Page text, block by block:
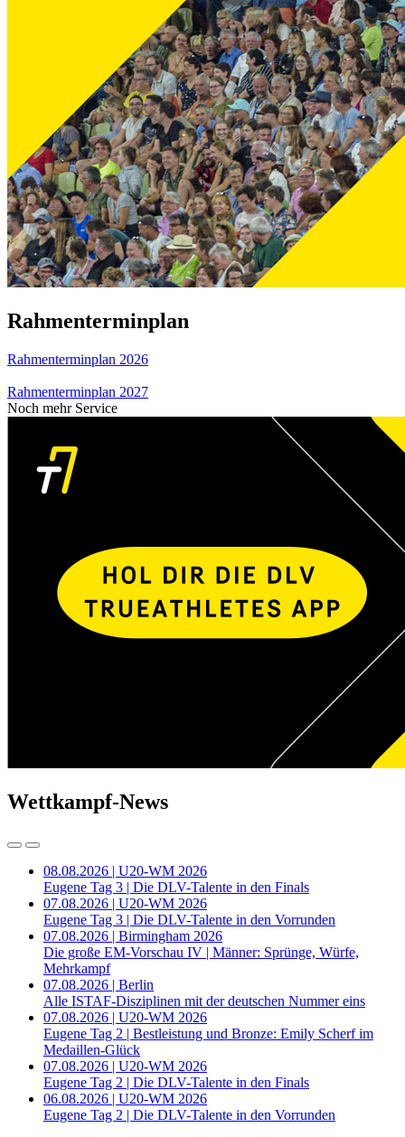
Rahmenterminplan
Rahmenterminplan 2026
Rahmenterminplan 2027
Noch mehr Service
Wettkampf-News
08.08.2026 | U20-WM 2026
Eugene Tag 3 | Die DLV-Talente in den Finals
07.08.2026 | U20-WM 2026
Eugene Tag 3 | Die DLV-Talente in den Vorrunden
07.08.2026 | Birmingham 2026
Die große EM-Vorschau IV | Männer: Sprünge, Würfe,
Mehrkampf
07.08.2026 | Berlin
Alle ISTAF-Disziplinen mit der deutschen Nummer eins
07.08.2026 | U20-WM 2026
Eugene Tag 2 | Bestleistung und Bronze: Emily Scherf im
Medaillen-Glück
07.08.2026 | U20-WM 2026
Eugene Tag 2 | Die DLV-Talente in den Finals
06.08.2026 | U20-WM 2026
Eugene Tag 2 | Die DLV-Talente in den Vorrunden